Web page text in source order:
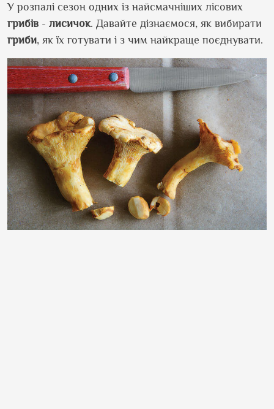
У розпалі сезон одних із найсмачніших лісових
грибів - лисичок. Давайте дізнаємося, як вибирати
гриби, як їх готувати і з чим найкраще поєднувати.